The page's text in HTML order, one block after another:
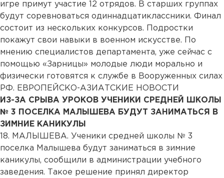
игре примут участие 12 отрядов. В старших группах
будут соревноваться одиннадцатиклассники. Финал
состоит из нескольких конкурсов. Подростки
покажут свои навыки в военном искусстве. По
мнению специалистов департамента, уже сейчас с
помощью «Зарницы» молодые люди морально и
физически готовятся к службе в Вооруженных силах
РФ. ЕВРОПЕЙСКО-АЗИАТСКИЕ НОВОСТИ
ИЗ-ЗА СРЫВА УРОКОВ УЧЕНИКИ СРЕДНЕЙ ШКОЛЫ
№ 3 ПОСЕЛКА МАЛЫШЕВА БУДУТ ЗАНИМАТЬСЯ В
ЗИМНИЕ КАНИКУЛЫ
18. МАЛЫШЕВА. Ученики средней школы № 3
поселка Малышева будут заниматься в зимние
каникулы, сообщили в администрации учебного
заведения. Такое решение принял директор